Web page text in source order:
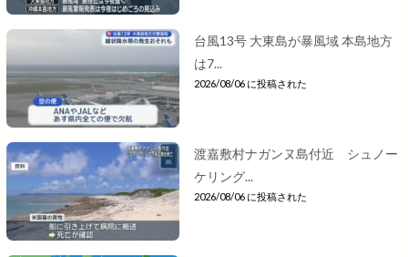
台風13号 大東島が暴風域 本島地方
は7...
2026/08/06 に投稿された
渡嘉敷村ナガンヌ島付近 シュノー
ケリング...
2026/08/06 に投稿された